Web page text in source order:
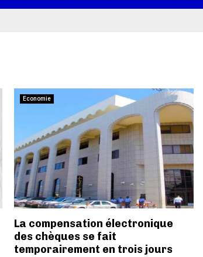
Economie
La compensation électronique
des chèques se fait
temporairement en trois jours